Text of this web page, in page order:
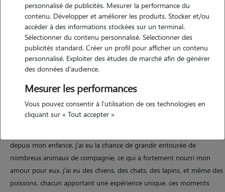
en tant qu'étudiante, garder des animaux est une belle manière
d'allier ma passion pour eux et ma volonté de m'occuper d'êtres
vivants. j'ai toujours adoré les animaux, leur compagnie est apaisante
et apporte beaucoup de joie au quotidien. cela me permet aussi de
développer un sens des responsabilités tout en partageant des
moments précieux avec eux. leur présence est une source de
motivation et de bien-être dans mon rythme de vie.
depuis mon enfance, j'ai eu la chance de grandir entourée de
nombreux animaux de compagnie, ce qui a fortement nourri mon
amour pour eux. j'ai eu des chiens, des chats, des lapins, et même des
poissons, chacun apportant une expérience unique. ces moments
personnalisé de publicités. Mesurer la performance du
contenu. Développer et améliorer les produits. Stocker et/ou
accéder à des informations stockées sur un terminal.
Sélectionner du contenu personnalisé. Sélectionner des
publicités standard. Créer un profil pour afficher un contenu
personnalisé. Exploiter des études de marché afin de générer
des données d'audience.
Mesurer les performances
Vous pouvez consentir à l'utilisation de ces technologies en
cliquant sur « Tout accepter »